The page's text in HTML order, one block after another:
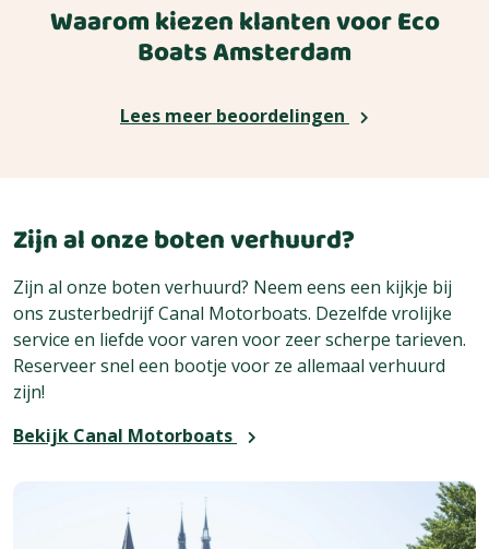
Waarom kiezen klanten voor Eco
Boats Amsterdam
Lees meer beoordelingen
Zijn al onze boten verhuurd?
Zijn al onze boten verhuurd? Neem eens een kijkje bij
ons zusterbedrijf Canal Motorboats. Dezelfde vrolijke
service en liefde voor varen voor zeer scherpe tarieven.
Reserveer snel een bootje voor ze allemaal verhuurd
zijn!
Bekijk Canal Motorboats